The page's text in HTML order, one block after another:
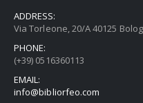
ADDRESS:
Via Torleone, 20/A 40125
PHONE:
(+39) 0516360113
EMAIL:
info@bibliorfeo.com